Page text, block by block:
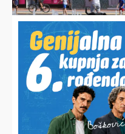
IZ KOPRIVNIČKIH VODA
POTVRDILI
Opskrba za sada sigurna,
ponašajte se odgovorno:
trošite vodu na vrtove,
vozila i bazene!”